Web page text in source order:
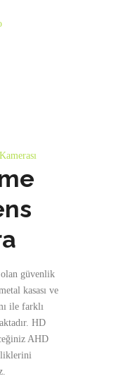
güvenlik
kasası ve
ile farklı
HD
AHD